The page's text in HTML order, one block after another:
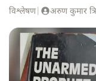
विश्लेषण| अरुण कुमार